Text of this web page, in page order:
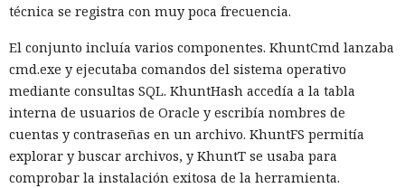
Entre otras novedades figuran la unificación de la carga útil
para reducir el número de solicitudes de precarga, un
mejor caché de archivos estáticos, la herramienta de
depuración Instant Navigations, que muestra los
componentes lentos, documentación con soporte de
versiones para agentes de IA, límites propios de manejo de
errores y compatibilidad con importaciones de archivos tipo
«glob».
técnica se registra con muy poca frecuencia.
El conjunto incluía varios componentes. KhuntCmd lanzaba
cmd.exe y ejecutaba comandos del sistema operativo
mediante consultas SQL. KhuntHash accedía a la tabla
interna de usuarios de Oracle y escribía nombres de
cuentas y contraseñas en un archivo. KhuntFS permitía
explorar y buscar archivos, y KhuntT se usaba para
comprobar la instalación exitosa de la herramienta.